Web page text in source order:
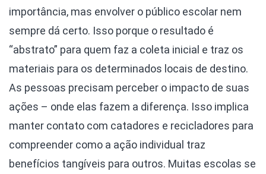
importância, mas envolver o público escolar nem
sempre dá certo. Isso porque o resultado é
“abstrato” para quem faz a coleta inicial e traz os
materiais para os determinados locais de destino.
As pessoas precisam perceber o impacto de suas
ações – onde elas fazem a diferença. Isso implica
manter contato com catadores e recicladores para
compreender como a ação individual traz
benefícios tangíveis para outros. Muitas escolas se